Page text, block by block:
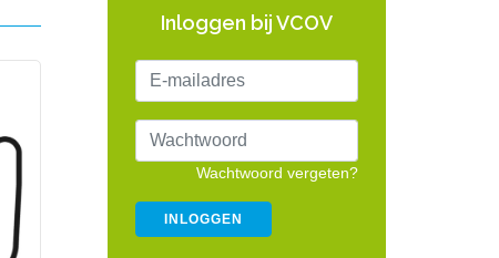
Inloggen bij VCOV
Wachtwoord vergeten?